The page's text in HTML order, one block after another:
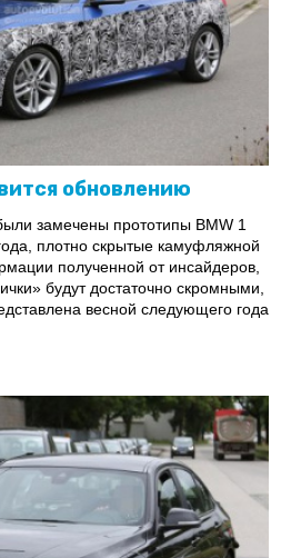
обновлению
замечены прототипы BMW 1
плотно скрытые камуфляжной
полученной от инсайдеров,
будут достаточно скромными,
весной следующего года